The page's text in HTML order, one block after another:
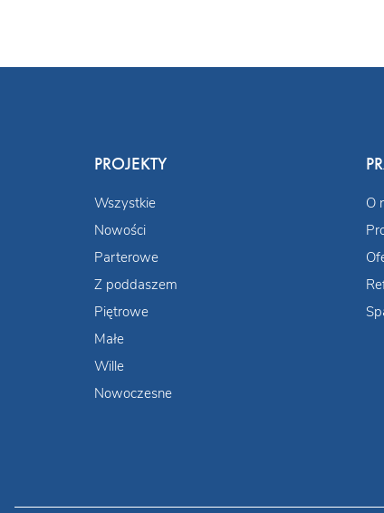
PROJEKTY
Wszystkie
Nowości
Parterowe
Z poddaszem
Piętrowe
Małe
Wille
Nowoczesne
O